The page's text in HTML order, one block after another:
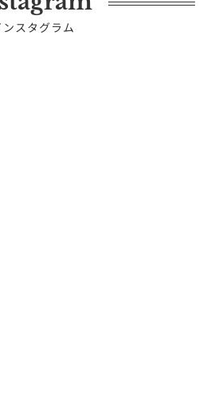
ンスタグラム